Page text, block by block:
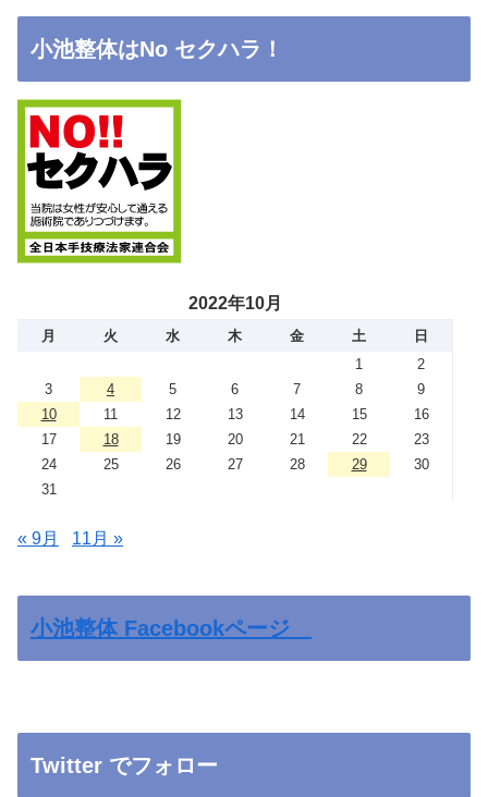
小池整体はNo セクハラ！
2022年10月
月 火 水 木 金 土
日
1
2
3
4 5 6 7 8
9
10
11 12 13 14 15
16
17
18 19 20 21 22
23
24
25 26 27 28 29
30
31
« 9月 11月 »
小池整体 Facebookページ
Twitter でフォロー